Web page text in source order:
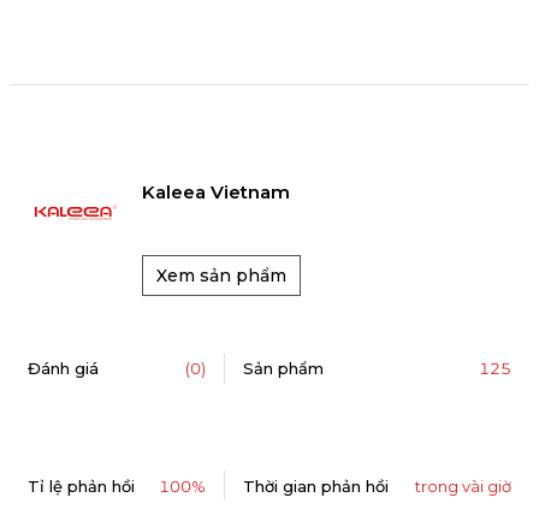
Kaleea Vietnam
Xem sản phẩm
Đánh giá (0) Sản phẩm 125
Tỉ lệ phản hồi 100% Thời gian phản hồi trong vài giờ